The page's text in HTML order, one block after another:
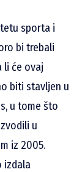
sporta i
bi trebali
li će ovaj
biti stavljen u
u tome što
u
iz 2005.
izdala